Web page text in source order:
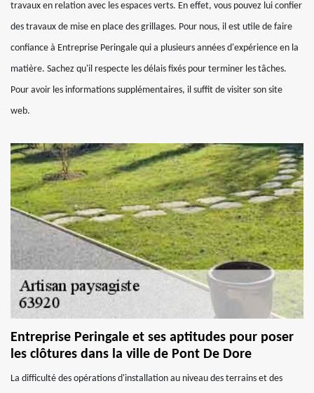
travaux en relation avec les espaces verts. En effet, vous pouvez lui confier
des travaux de mise en place des grillages. Pour nous, il est utile de faire
confiance à Entreprise Peringale qui a plusieurs années d'expérience en la
matière. Sachez qu'il respecte les délais fixés pour terminer les tâches.
Pour avoir les informations supplémentaires, il suffit de visiter son site
web.
Entreprise Peringale et ses aptitudes pour poser
les clôtures dans la ville de Pont De Dore
La difficulté des opérations d'installation au niveau des terrains et des